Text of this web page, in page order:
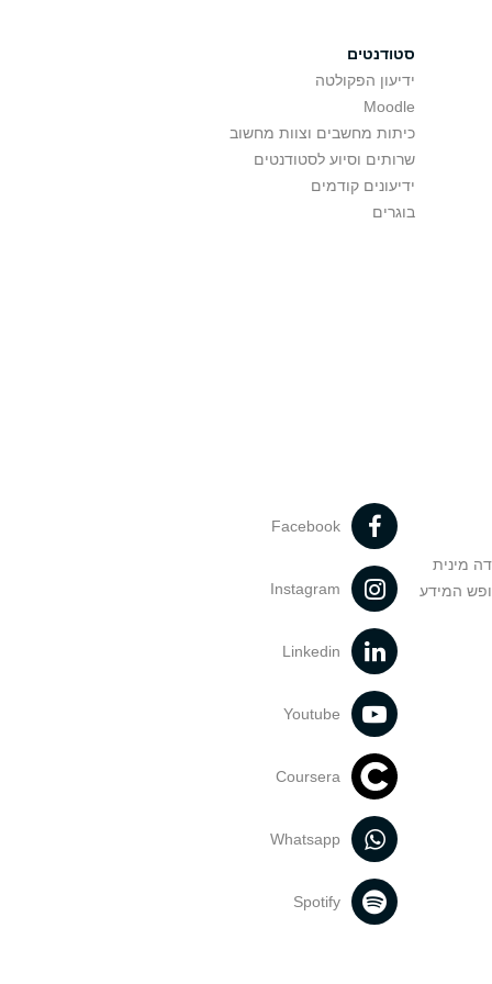
סטודנטים
ידיעון הפקולטה
Moodle
כיתות מחשבים וצוות מחשוב
שרותים וסיוע לסטודנטים
ידיעונים קודמים
בוגרים
מינית
המידע
Facebook
Instagram
Linkedin
Youtube
Coursera
Whatsapp
Spotify